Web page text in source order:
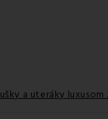
a uteráky